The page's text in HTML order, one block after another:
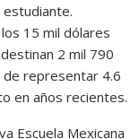
15 mil dólares
2 mil 790
de representar 4.6
en años recientes.
Escuela Mexicana